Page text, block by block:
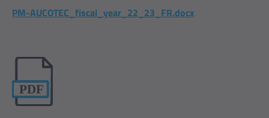
PM-AUCOTEC_fiscal_year_22_23_FR.docx